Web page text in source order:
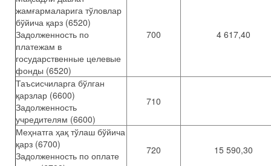
жамғармаларига тўловлар
бўйича қарз (6520)
Задолженность по
платежам в
государственные целевые
фонды (6520)
700 4 617,40
Таъсисчиларга бўлган
қарзлар (6600)
Задолженность
учредителям (6600)
710
Меҳнатга ҳақ тўлаш бўйича
қарз (6700)
Задолженность по оплате
720 15 590,30